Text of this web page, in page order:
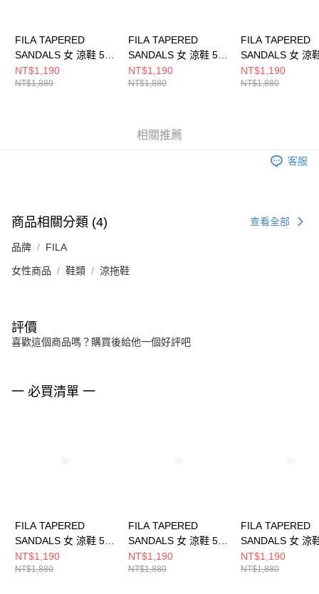
FILA TAPERED
SANDALS 女 涼鞋 5-
S316Y-012
NT$1,190
NT$1,880
FILA TAPERED
SANDALS 女 涼鞋 5-
S316Y-132
NT$1,190
NT$1,880
FILA TAPERED
SANDALS 女 涼
S316Y-111
NT$1,190
NT$1,880
相關推薦
客服
商品相關分類 (4) 查看全部
品牌 FILA
女性商品 鞋類 涼拖鞋
評價
喜歡這個商品嗎？購買後給他一個好評吧
一 必買清單 一
FILA TAPERED
SANDALS 女 涼鞋 5-
S316Y-012
NT$1,190
NT$1,880
FILA TAPERED
SANDALS 女 涼鞋 5-
S316Y-132
NT$1,190
NT$1,880
FILA TAPERED
SANDALS 女 涼
S316Y-111
NT$1,190
NT$1,880